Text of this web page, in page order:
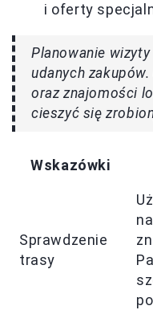
i oferty
Planowanie
udanych
oraz znajomości
cieszyć się
Wskazówki
Sprawdzenie
trasy